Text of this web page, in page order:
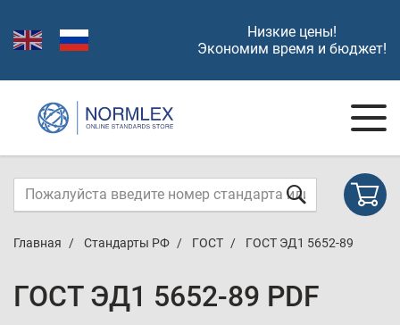
Низкие цены!
Экономим время и бюджет!
Главная Стандарты РФ ГОСТ ГОСТ ЭД1 5652-89
ГОСТ ЭД1 5652-89 PDF